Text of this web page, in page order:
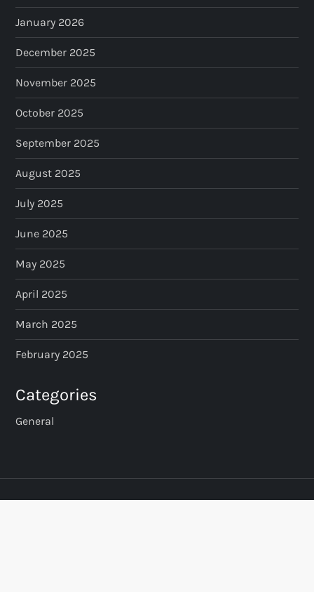
January 2026
December 2025
November 2025
October 2025
September 2025
August 2025
July 2025
June 2025
May 2025
April 2025
March 2025
February 2025
Categories
General